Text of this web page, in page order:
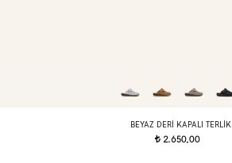
BEYAZ DERI KAPALI TERLIK
t2.650,00